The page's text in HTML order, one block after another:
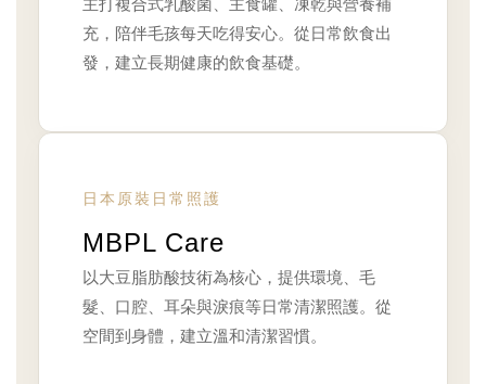
充，陪伴毛孩每天吃得安心。從日常飲食出
發，建立長期健康的飲食基礎。
日本原裝日常照護
MBPL Care
以大豆脂肪酸技術為核心，提供環境、毛
髮、口腔、耳朵與淚痕等日常清潔照護。從
空間到身體，建立溫和清潔習慣。